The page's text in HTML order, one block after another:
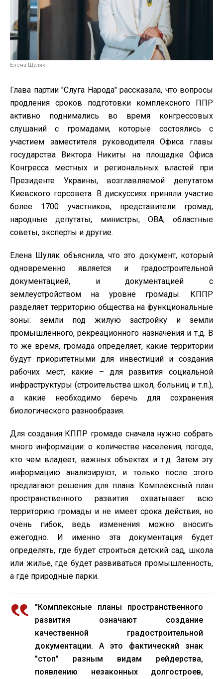
Елена Шуляк
Глава партии "Слуга Народа" рассказала, что вопросы
продления сроков подготовки комплексного ППР
активно поднимались во время конгрессовых
слушаний с громадами, которые состоялись с
участием заместителя руководителя Офиса главы
государства Виктора Никиты на площадке Офиса
Конгресса местных и региональных властей при
Президенте Украины, возглавляемой депутатом
Киевского горсовета. В дискуссиях приняли участие
более 1700 участников, представители громад,
народные депутаты, министры, ОВА, областные
советы, эксперты и другие.
Елена Шуляк объяснила, что это документ, который
одновременно является и градостроительной
документацией, и документацией с
землеустройством на уровне громады. КППР
разделяет территорию общества на функциональные
зоны: земли под жилую застройку и земли
промышленного, рекреационного назначения и т.д. В
то же время, громада определяет, какие территории
будут приоритетными для инвестиций и создания
рабочих мест, какие – для развития социальной
инфраструктуры (строительства школ, больниц и т.п.),
а какие необходимо беречь для сохранения
биологического разнообразия.
Для создания КППР громаде сначала нужно собрать
много информации: о количестве населения, погоде,
кто чем владеет, важных объектах и т.д. Затем эту
информацию анализируют, и только после этого
предлагают решения для плана. Комплексный план
пространственного развития охватывает всю
территорию громады и не имеет срока действия, но
очень гибок, ведь изменения можно вносить
ежегодно. И именно эта документация будет
определять, где будет строиться детский сад, школа
или жилье, где будет развиваться промышленность,
а где природные парки.
"Комплексные планы пространственного
развития означают создание
качественной градостроительной
документации. А это фактический знак
"стоп" разным видам рейдерства,
появлению незаконных долгостроев,